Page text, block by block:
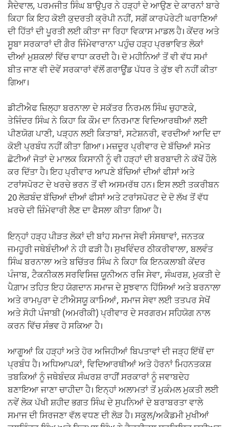
ਸੈਦੇਵਾਲ, ਪਰਮਜੀਤ ਸਿੰਘ ਬਾਉਪੁਰ ਨੇ ਹੜ੍ਹਾਂ ਦੇ ਆਉਣ ਦੇ ਕਾਰਨਾਂ ਬਾਰੇ
ਕਿਹਾ ਕਿ ਇਹ ਕੋਈ ਕੁਦਰਤੀ ਕ੍ਰੋਪੀ ਨਹੀਂ, ਸਗੋਂ ਕਾਰਪੋਰੇਟੀ ਘਰਾਣਿਆਂ
ਦੀ ਹਿੱਤਾਂ ਦੀ ਪੂਰਤੀ ਲਈ ਕੀਤਾ ਜਾ ਰਿਹਾ ਵਿਕਾਸ ਮਾਡਲ ਹੈ। ਕੇਂਦਰ ਅਤੇ
ਸੂਬਾ ਸਰਕਾਰਾਂ ਦੀ ਗੈਰ ਜਿੰਮੇਵਾਰਾਨਾ ਪਹੁੰਚ ਹੜ੍ਹ ਪ੍ਰਭਾਵਿਤ ਲੋਕਾਂ
ਦੀਆਂ ਮੁਸ਼ਕਲਾਂ ਵਿੱਚ ਵਾਧਾ ਕਰਦੀ ਹੈ। ਦੋ ਮਹੀਨਿਆਂ ਤੋਂ ਵੀ ਵੱਧ ਸਮਾਂ
ਬੀਤ ਜਾਣ ਵੀ ਦੋਵੇਂ ਸਰਕਾਰਾਂ ਵੱਲੋਂ ਗਰਾਊਂਡ ਪੱਧਰ ਤੇ ਕੁੱਝ ਵੀ ਨਹੀਂ ਕੀਤਾ
ਗਿਆ।
ਡੀਟੀਐਫ ਜ਼ਿਲ੍ਹਾ ਬਰਨਾਲਾ ਦੇ ਸਕੱਤਰ ਨਿਰਮਲ ਸਿੰਘ ਚੁਹਾਣਕੇ,
ਤੇਜਿੰਦਰ ਸਿੰਘ ਨੇ ਕਿਹਾ ਕਿ ਕੌਮ ਦਾ ਨਿਰਮਾਣ ਵਿਦਿਆਰਥੀਆਂ ਲਈ
ਪੀਣਯੋਗ ਪਾਣੀ, ਪੜ੍ਹਨ ਲਈ ਕਿਤਾਬਾਂ, ਸਟੇਸ਼ਨਰੀ, ਵਰਦੀਆਂ ਆਦਿ ਦਾ
ਕੋਈ ਪ੍ਰਬੰਧ ਨਹੀਂ ਕੀਤਾ ਗਿਆ। ਮਜ਼ਦੂਰ ਪ੍ਰੀਵਾਰ ਦੇ ਬੱਚਿਆਂ ਸਮੇਤ
ਛੋਟੀਆਂ ਜੋਤਾਂ ਦੇ ਮਾਲਕ ਕਿਸਾਨੀ ਨੂੰ ਵੀ ਹੜ੍ਹਾਂ ਦੀ ਬਰਬਾਦੀ ਨੇ ਕੱਖੋਂ ਹੌਲੇ
ਕਰ ਦਿੱਤਾ ਹੈ। ਇਹ ਪ੍ਰੀਵਾਰ ਆਪਣੇ ਬੱਚਿਆਂ ਦੀਆਂ ਫੀਸਾਂ ਅਤੇ
ਟਰਾਂਸਪੋਰਟ ਦੇ ਖਰਚੇ ਭਰਨ ਤੋਂ ਵੀ ਅਸਮਰੱਥ ਹਨ। ਇਸ ਲਈ ਤਕਰੀਬਨ
20 ਲੋੜਬੰਦ ਬੱਚਿਆਂ ਦੀਆਂ ਫੀਸਾਂ ਅਤੇ ਟਰਾਂਸਪੋਰਟ ਦੇ ਦੋ ਲੱਖ ਤੋਂ ਵੱਧ
ਖ਼ਰਚੇ ਦੀ ਜ਼ਿੰਮੇਵਾਰੀ ਲੈਣ ਦਾ ਫੈਸਲਾ ਕੀਤਾ ਗਿਆ ਹੈ।
ਇਨ੍ਹਾਂ ਹੜ੍ਹ ਪੀੜਤ ਲੋਕਾਂ ਦੀ ਬਾਂਹ ਸਮਾਜ ਸੇਵੀ ਸੰਸਥਾਵਾਂ, ਜਨਤਕ
ਜਮਹੂਰੀ ਜਥੇਬੰਦੀਆਂ ਨੇ ਹੀ ਫੜੀ ਹੈ। ਸੁਖਵਿੰਦਰ ਠੀਕਰੀਵਾਲਾ, ਬਲਵੰਤ
ਸਿੰਘ ਬਰਨਾਲਾ ਅਤੇ ਬਚਿੱਤਰ ਸਿੰਘ ਨੇ ਕਿਹਾ ਕਿ ਇਨਕਲਾਬੀ ਕੇਂਦਰ
ਪੰਜਾਬ, ਟੈਕਨੀਕਲ ਸਰਵਿਸਿਜ਼ ਯੂਨੀਅਨ ਰਜਿ ਸੇਵਾ, ਸੰਘਰਸ਼, ਮੁਕਤੀ ਦੇ
ਪੈਗ਼ਾਮ ਤਹਿਤ ਇਹ ਯੋਗਦਾਨ ਸਮਾਜ ਦੇ ਸੂਝਵਾਨ ਹਿੱਸਿਆਂ ਅਤੇ ਬਰਨਾਲਾ
ਅਤੇ ਰਾਮਪੁਰਾ ਦੇ ਟੀਐਸਯੂ ਕਾਮਿਆਂ, ਸਮਾਜ ਸੇਵਾ ਲਈ ਤਤਪਰ ਸੇਖੋਂ
ਅਤੇ ਸੋਹੀ ਪੰਜਾਬੀ (ਅਮਰੀਕੀ) ਪ੍ਰੀਵਾਰ ਦੇ ਸਰਗਰਮ ਸਹਿਯੋਗ ਨਾਲ
ਕਰਨ ਵਿੱਚ ਸੰਭਵ ਹੋ ਸਕਿਆ ਹੈ।
ਆਗੂਆਂ ਕਿ ਹੜ੍ਹਾਂ ਅਤੇ ਹੋਰ ਅਜਿਹੀਆਂ ਬਿਪਤਾਵਾਂ ਦੀ ਜੜ੍ਹ ਇੱਥੋਂ ਦਾ
ਪ੍ਰਬੰਧ ਹੈ। ਅਧਿਆਪਕਾਂ, ਵਿਦਿਆਰਥੀਆਂ ਅਤੇ ਹੋਰਨਾਂ ਮਿਹਨਤਕਸ਼
ਤਬਕਿਆਂ ਨੂੰ ਜਥੇਬੰਦਕ ਸੰਘਰਸ਼ ਰਾਹੀਂ ਸਰਕਾਰਾਂ ਨੂੰ ਜਵਾਬਦੇਹ
ਬਣਾਇਆ ਜਾਣਾ ਚਾਹੀਦਾ ਹੈ। ਇਨ੍ਹਾਂ ਅਲਾਮਤਾਂ ਤੋਂ ਮੁਕੰਮਲ ਮੁਕਤੀ ਲਈ
ਨਵੇਂ ਲੋਕ ਪੱਖੀ ਸ਼ਹੀਦ ਭਗਤ ਸਿੰਘ ਦੇ ਸੁਪਨਿਆਂ ਦੇ ਬਰਾਬਰਤਾ ਵਾਲੇ
ਸਮਾਜ ਦੀ ਸਿਰਜਣਾ ਵੱਲ ਵਧਣ ਦੀ ਲੋੜ ਹੈ। ਸਕੂਲ/ਅਕੈਡਮੀ ਮੁਖੀਆਂ